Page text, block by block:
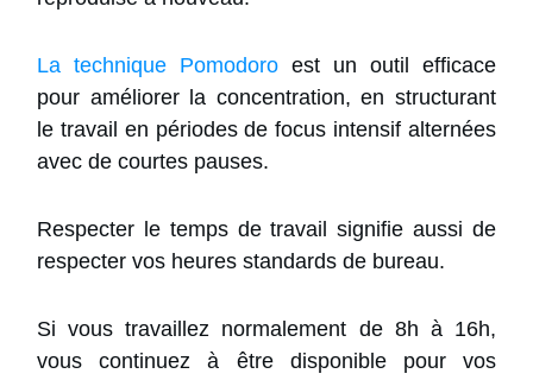
La technique Pomodoro est un outil efficace
pour améliorer la concentration, en structurant
le travail en périodes de focus intensif alternées
avec de courtes pauses.
Respecter le temps de travail signifie aussi de
respecter vos heures standards de bureau.
Si vous travaillez normalement de 8h à 16h,
vous continuez à être disponible pour vos